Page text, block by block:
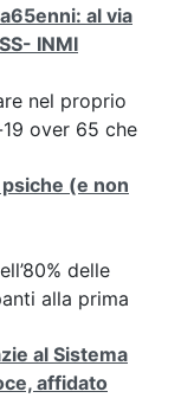
al via
INMI
nel proprio
over 65 che
(e non
delle
alla prima
al Sistema
affidato